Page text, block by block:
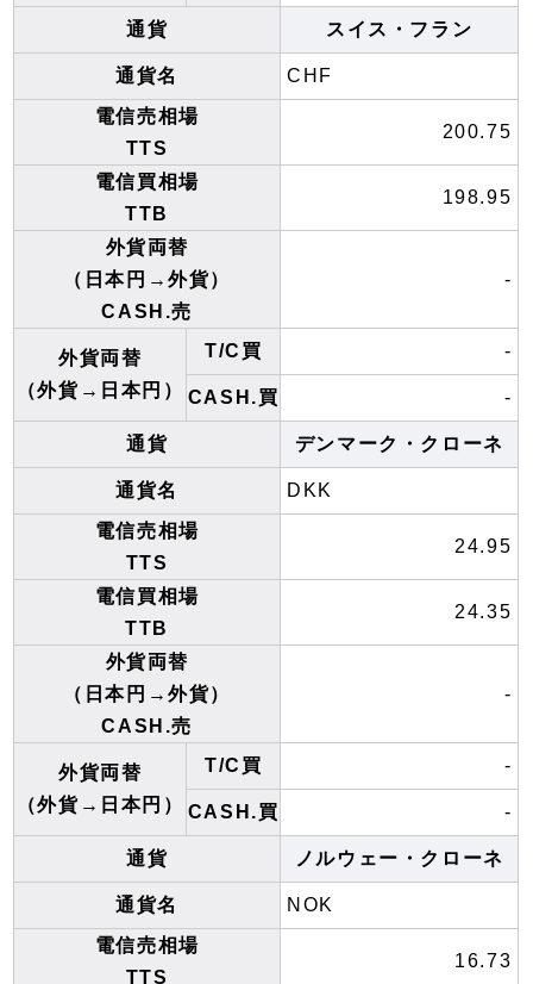
通貨 スイス・フラン
通貨名
CHF
電信売相場
TTS
200.75
電信買相場
TTB
198.95
外貨両替
（日本円→外貨）
CASH.売
-
外貨両替
（外貨→日本円）
T/C買 -
CASH.買 -
通貨 デンマーク・クローネ
通貨名
DKK
電信売相場
TTS
24.95
電信買相場
TTB
24.35
外貨両替
（日本円→外貨）
CASH.売
-
外貨両替
（外貨→日本円）
T/C買 -
CASH.買 -
通貨 ノルウェー・クローネ
通貨名
NOK
電信売相場
TTS
16.73